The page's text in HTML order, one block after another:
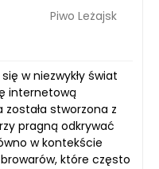
Piwo Leżajsk
w niezwykły świat
internetową
została stworzona z
pragną odkrywać
w kontekście
które często